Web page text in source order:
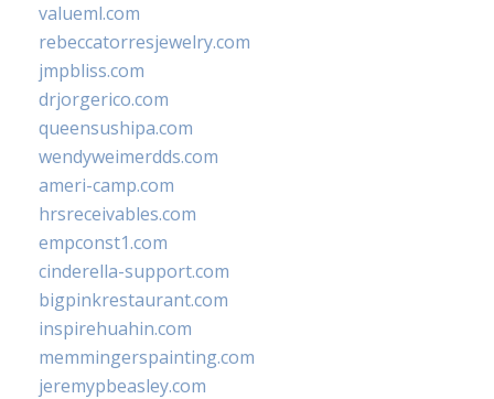
valueml.com
rebeccatorresjewelry.com
jmpbliss.com
drjorgerico.com
queensushipa.com
wendyweimerdds.com
ameri-camp.com
hrsreceivables.com
empconst1.com
cinderella-support.com
bigpinkrestaurant.com
inspirehuahin.com
memmingerspainting.com
jeremypbeasley.com